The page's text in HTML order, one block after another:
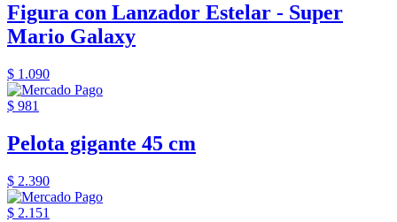
Figura con Lanzador Estelar - Super
Mario Galaxy
$ 1.090
$ 981
Pelota gigante 45 cm
$ 2.390
$ 2.151